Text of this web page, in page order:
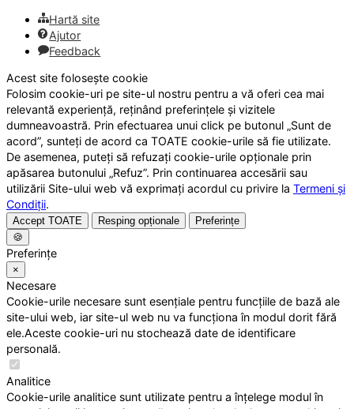
Hartă site
Ajutor
Feedback
Acest site folosește cookie
Folosim cookie-uri pe site-ul nostru pentru a vă oferi cea mai
relevantă experiență, reținând preferințele și vizitele
dumneavoastră. Prin efectuarea unui click pe butonul „Sunt de
acord”, sunteți de acord ca TOATE cookie-urile să fie utilizate.
De asemenea, puteți să refuzați cookie-urile opționale prin
apăsarea butonului „Refuz”. Prin continuarea accesării sau
utilizării Site-ului web vă exprimați acordul cu privire la Termeni și
Condiții.
Accept TOATE Resping opționale
Preferințe
🍪
Preferințe
×
Necesare
Cookie-urile necesare sunt esențiale pentru funcțiile de bază ale
site-ului web, iar site-ul web nu va funcționa în modul dorit fără
ele.Aceste cookie-uri nu stochează date de identificare
personală.
Analitice
Cookie-urile analitice sunt utilizate pentru a înțelege modul în